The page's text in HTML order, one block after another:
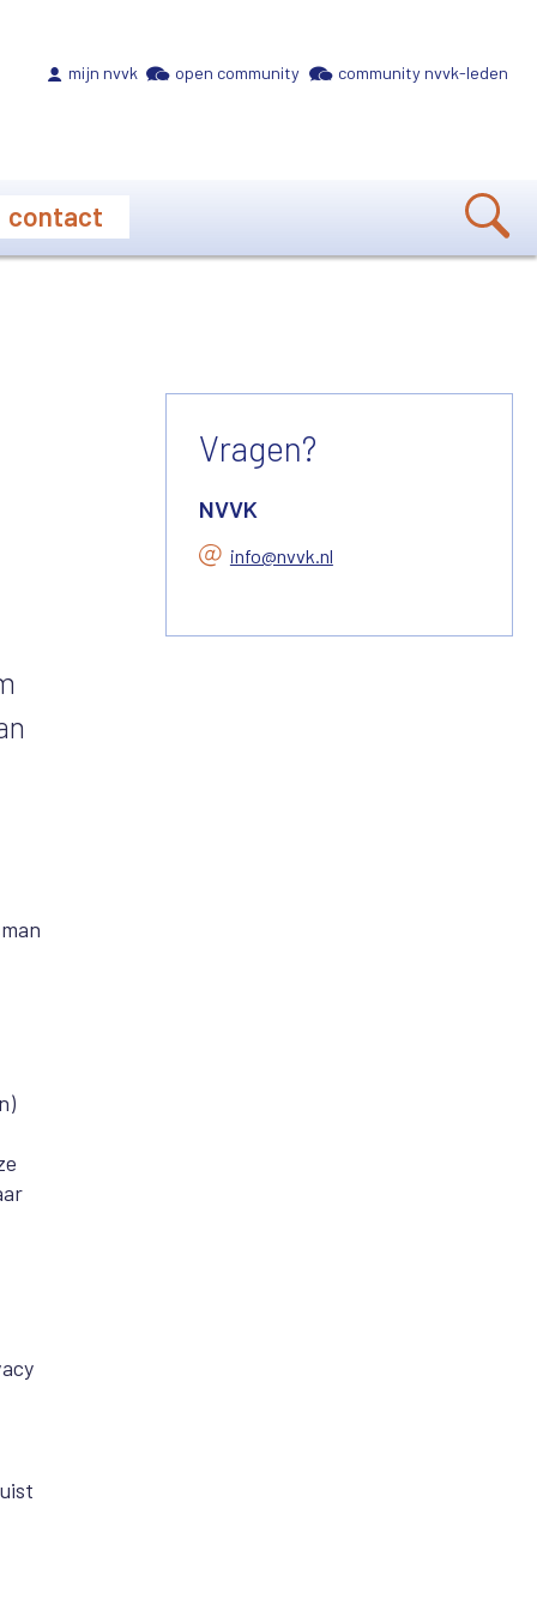
mijn nvvk open community community nvvk-leden
contact
Vragen?
NVVK
info@nvvk.nl